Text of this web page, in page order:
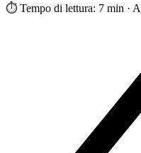
⏱ Tempo di lettura: 7 min ·